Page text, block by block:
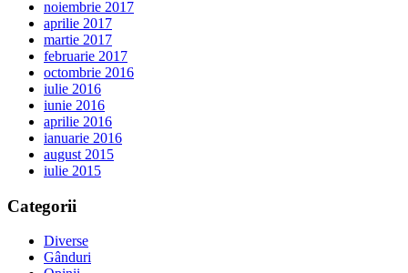
noiembrie 2017
aprilie 2017
martie 2017
februarie 2017
octombrie 2016
iulie 2016
iunie 2016
aprilie 2016
ianuarie 2016
august 2015
iulie 2015
Categorii
Diverse
Gânduri